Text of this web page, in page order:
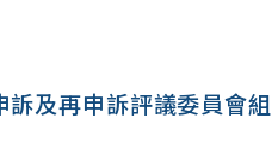
及再申訴評議委員會組